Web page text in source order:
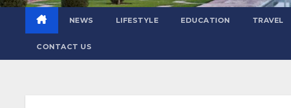
NEWS LIFESTYLE EDUCATION TRAVEL
CONTACT US